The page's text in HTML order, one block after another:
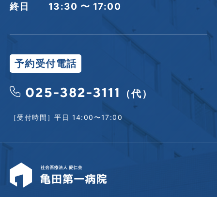
終日 13:30 〜 17:00
予約受付電話
025-382-3111 （代）
［受付時間］平日 14:00〜17:00